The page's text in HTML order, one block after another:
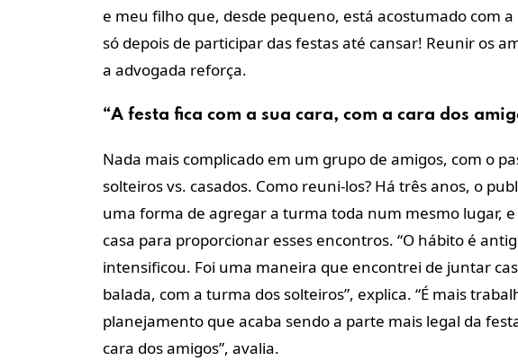
e meu filho que, desde pequeno, está acostumado com
só depois de participar das festas até cansar! Reunir os
a advogada reforça.
“A festa fica com a sua cara, com a cara dos
Nada mais complicado em um grupo de amigos, com o
solteiros vs. casados. Como reuni-los? Há três anos, o
uma forma de agregar a turma toda num mesmo lugar,
casa para proporcionar esses encontros. “O hábito é
intensificou. Foi uma maneira que encontrei de juntar
balada, com a turma dos solteiros”, explica. “É mais
planejamento que acaba sendo a parte mais legal da
cara dos amigos”, avalia.